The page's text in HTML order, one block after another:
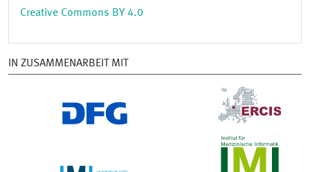
Creative Commons BY 4.0
IN ZUSAMMENARBEIT MIT